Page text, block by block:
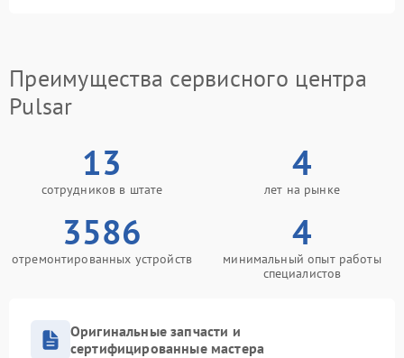
Преимущества сервисного центра
Pulsar
13
сотрудников в штате
4
лет на рынке
3586
отремонтированных устройств
4
минимальный опыт работы
специалистов
Оригинальные запчасти и
сертифицированные мастера